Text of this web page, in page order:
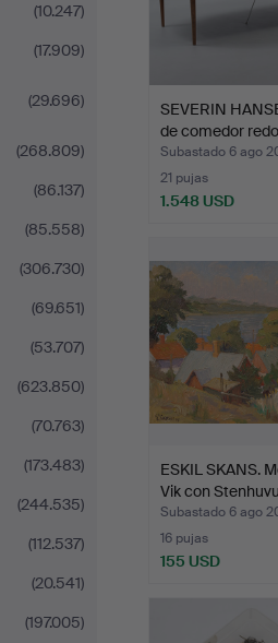
(10.247)
(17.909)
(29.696)
(268.809)
(86.137)
(85.558)
(306.730)
(69.651)
(53.707)
(623.850)
(70.763)
(173.483)
(244.535)
(112.537)
(20.541)
(197.005)
SEVERIN
de comedor
Subastado 6 ago
21 pujas
1.548 USD
ESKIL SKANS.
Vik con
Subastado 6 ago
16 pujas
155 USD